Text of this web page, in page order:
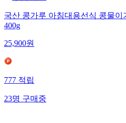
국산 콩가루 아침대용선식 콩물이
400g
25,900원
777적립
23명구매중